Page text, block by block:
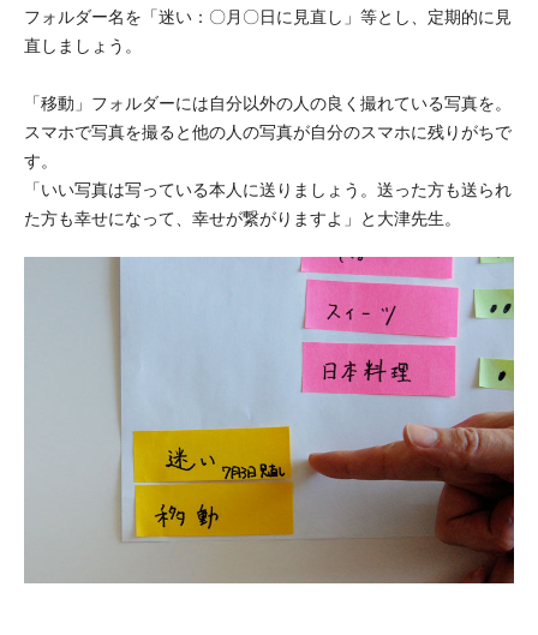
フォルダー名を「迷い：〇月〇日に見直し」等とし、定期的に見
直しましょう。
「移動」フォルダーには自分以外の人の良く撮れている写真を。
スマホで写真を撮ると他の人の写真が自分のスマホに残りがちで
す。
「いい写真は写っている本人に送りましょう。送った方も送られ
た方も幸せになって、幸せが繋がりますよ」と大津先生。